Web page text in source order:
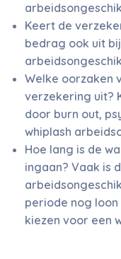
Keert de
bedrag ook uit
Welke oorzaken
verzekering uit?
door burn out,
whiplash
Hoe lang is de
ingaan? Vaak is
periode nog
kiezen voor een